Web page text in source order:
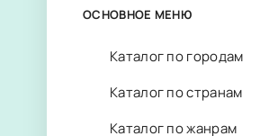
ОСНОВНОЕ МЕНЮ
Каталог по городам
Каталог по странам
Каталог по жанрам